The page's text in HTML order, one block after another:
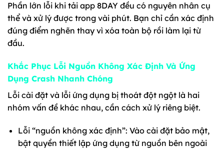
Phần lớn lỗi khi tải app 8DAY đều có nguyên nhân cụ
thể và xử lý được trong vài phút. Bạn chỉ cần xác định
đúng điểm nghẽn thay vì xóa toàn bộ rồi làm lại từ
đầu.
Khắc Phục Lỗi Nguồn Không Xác Định Và Ứng
Dụng Crash Nhanh Chóng
Lỗi cài đặt và lỗi ứng dụng bị thoát đột ngột là hai
nhóm vấn đề khác nhau, cần cách xử lý riêng biệt.
Lỗi “nguồn không xác định”: Vào cài đặt bảo mật,
bật quyền thiết lập ứng dụng từ nguồn bên ngoài